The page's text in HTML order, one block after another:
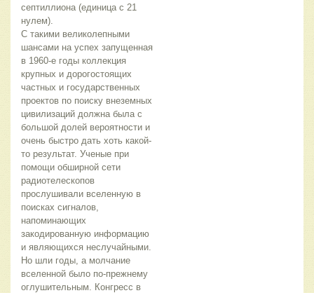
септиллиона (единица с 21
нулем).
С такими великолепными
шансами на успех запущенная
в 1960-е годы коллекция
крупных и дорогостоящих
частных и государственных
проектов по поиску внеземных
цивилизаций должна была с
большой долей вероятности и
очень быстро дать хоть какой-
то результат. Ученые при
помощи обширной сети
радиотелескопов
прослушивали вселенную в
поисках сигналов,
напоминающих
закодированную информацию
и являющихся неслучайными.
Но шли годы, а молчание
вселенной было по-прежнему
оглушительным. Конгресс в